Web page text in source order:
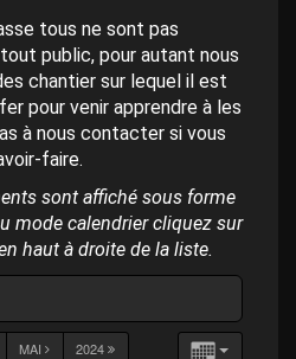
tous ne sont pas
public, pour autant nous
chantier sur lequel il est
pour venir apprendre à les
à nous contacter si vous
faire.
sont affiché sous forme
mode calendrier cliquez sur
haut à droite de la liste.
MAI 2024